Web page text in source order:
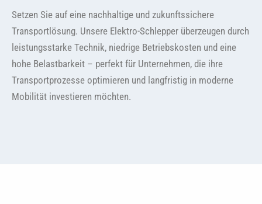
Setzen Sie auf eine nachhaltige und zukunftssichere
Transportlösung. Unsere Elektro-Schlepper überzeugen durch
leistungsstarke Technik, niedrige Betriebskosten und eine
hohe Belastbarkeit – perfekt für Unternehmen, die ihre
Transportprozesse optimieren und langfristig in moderne
Mobilität investieren möchten.